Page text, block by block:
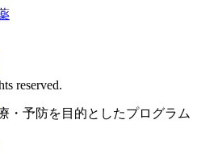
reserved.
予防を目的としたプログラム